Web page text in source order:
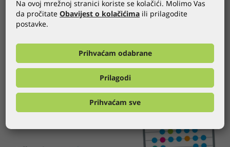
KTC MOBILNA APLIKACIJA
Na ovoj mrežnoj stranici koriste se kolačići. Molimo Vas
da pročitateObavijest o kolačićima ili prilagodite
postavke.
Prihvaćam odabrane
Prilagodi
Prihvaćam sve